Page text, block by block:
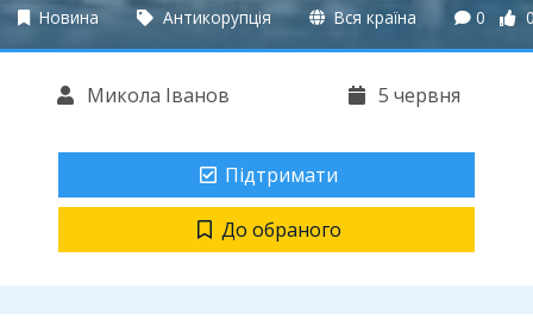
Новина Антикорупція Вся країна 0
Микола Іванов 5 червня
Підтримати
До обраного